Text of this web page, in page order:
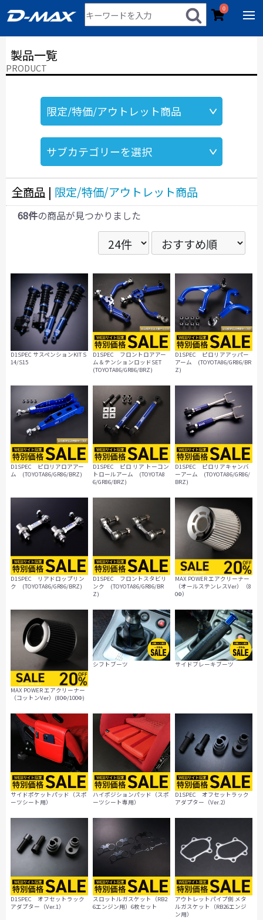
0
製品一覧
PRODUCT
全商品 | 限定/特価/アウトレット商品
68件の商品が見つかりました
D1SPEC サスペンションKIT S
14/S15
D1SPEC フロントロアアー
ム＆テンションロッドSET
(TOYOTA86/GR86/BRZ)
D1SPEC ピロリアアッパー
アーム (TOYOTA86/GR86/BR
Z)
D1SPEC ピロリアロアアー
ム (TOYOTA86/GR86/BRZ)
D1SPEC ピロ リア トーコン
トロールアーム (TOYOTA8
6/GR86/BRZ)
D1SPEC ピロリアキャンバ
ーアーム (TOYOTA86/GR86/
BRZ)
D1SPEC リアドロップリン
ク (TOYOTA86/GR86/BRZ)
D1SPEC フロントスタビリ
ンク (TOYOTA86/GR86/BR
Z)
MAX POWER エアクリーナー
（オールステンレスVer）（8
0Ф）
MAX POWER エアクリーナー
（コットンVer）(80Ф/100Ф)
シフトブーツ サイドブレーキブーツ
サイドポケットパッド（スポ
ーツシート用）
ハイポジションパッド（スポ
ーツシート専用）
D1SPEC オフセットラック
アダプター（Ver.2）
D1SPEC オフセットラック
アダプター（Ver.1）
スロットルガスケット（RB2
6エンジン用）6枚セット
アウトレットパイプ側 メタ
ルガスケット（RB26エンジ
ン用）